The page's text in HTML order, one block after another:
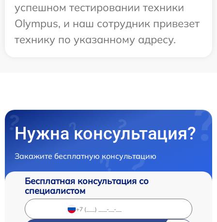
успешном тестировании техники
Olympus, и наш сотрудник привезет
технику по указанному адресу.
Нужна консультация?
Закажите бесплатную консультацию
Бесплатная консультация со
специалистом